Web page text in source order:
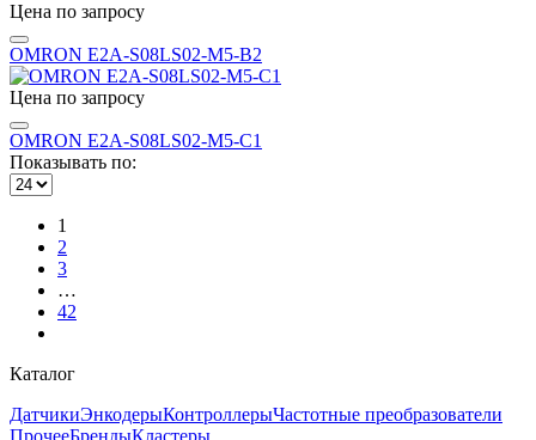
Цена по запросу
OMRON E2A-S08LS02-M5-B2
Цена по запросу
OMRON E2A-S08LS02-M5-C1
Показывать по:
1
2
3
…
42
Каталог
ДатчикиЭнкодерыКонтроллерыЧастотные преобразователи